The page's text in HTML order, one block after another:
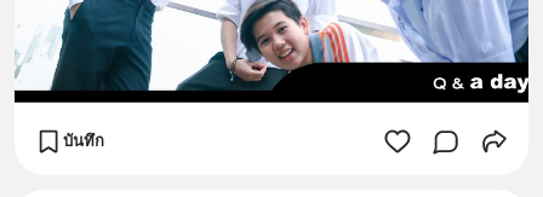
บันทึก